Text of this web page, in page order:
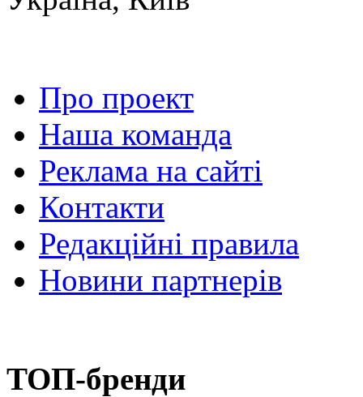
Про проект
Наша команда
Реклама на сайті
Контакти
Редакційні правила
Новини партнерів
ТОП-бренди